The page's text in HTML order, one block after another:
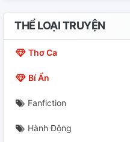
THỂ LOẠI TRUYỆN
Thơ Ca
Bí Ẩn
Fanfiction
Hành Động